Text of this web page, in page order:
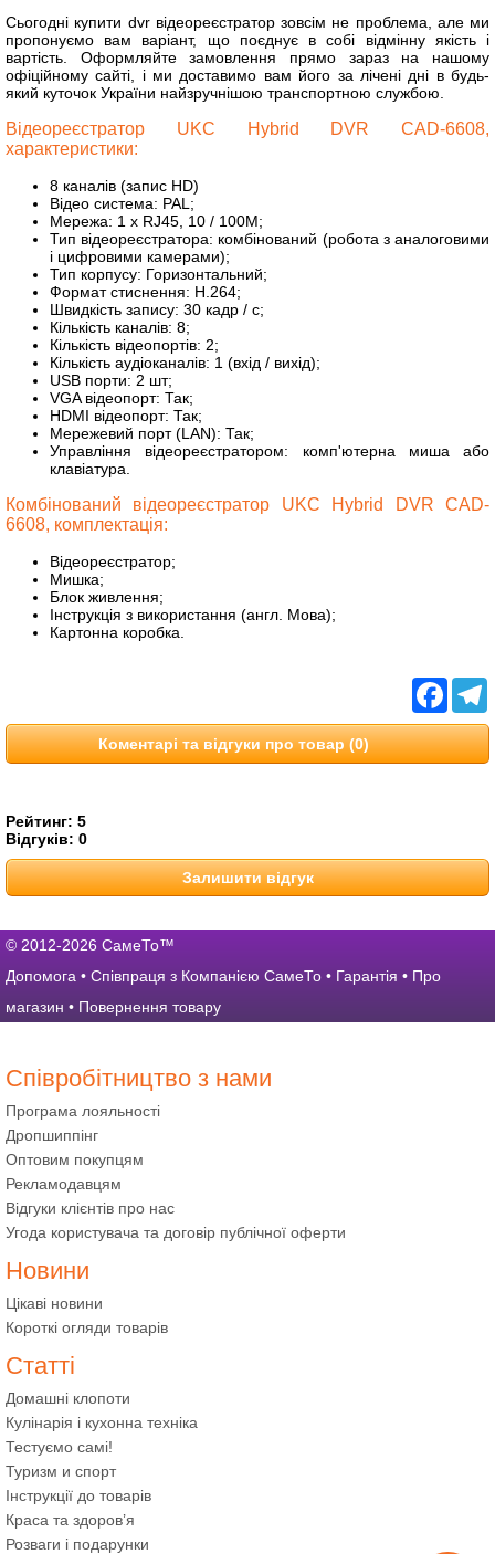
Сьогодні купити dvr відеореєстратор зовсім не проблема, але ми
пропонуємо вам варіант, що поєднує в собі відмінну якість і
вартість. Оформляйте замовлення прямо зараз на нашому
офіційному сайті, і ми доставимо вам його за лічені дні в будь-
який куточок України найзручнішою транспортною службою.
Відеореєстратор UKC Hybrid DVR CAD-6608,
характеристики:
8 каналів (запис HD)
Відео система: PAL;
Мережа: 1 х RJ45, 10 / 100M;
Тип відеореєстратора: комбінований (робота з аналоговими
і цифровими камерами);
Тип корпусу: Горизонтальний;
Формат стиснення: H.264;
Швидкість запису: 30 кадр / с;
Кількість каналів: 8;
Кількість відеопортів: 2;
Кількість аудіоканалів: 1 (вхід / вихід);
USB порти: 2 шт;
VGA відеопорт: Так;
HDMI відеопорт: Так;
Мережевий порт (LAN): Так;
Управління відеореєстратором: комп'ютерна миша або
клавіатура.
Комбінований відеореєстратор UKC Hybrid DVR CAD-
6608, комплектація:
Відеореєстратор;
Мишка;
Блок живлення;
Інструкція з використання (англ. Мова);
Картонна коробка.
Коментарі та відгуки про товар (0)
Рейтинг: 5
Відгуків: 0
Залишити відгук
© 2012-2026 СамеТо™
Допомога • Співпраця з Компанією СамеТо • Гарантія • Про
магазин • Повернення товару
Співробітництво з нами
Програма лояльності
Дропшиппінг
Оптовим покупцям
Рекламодавцям
Відгуки клієнтів про нас
Угода користувача та договір публічної оферти
Новини
Цікаві новини
Короткі огляди товарів
Статті
Домашні клопоти
Кулінарія і кухонна техніка
Тестуємо самі!
Туризм и спорт
Інструкції до товарів
Краса та здоров’я
Розваги і подарунки